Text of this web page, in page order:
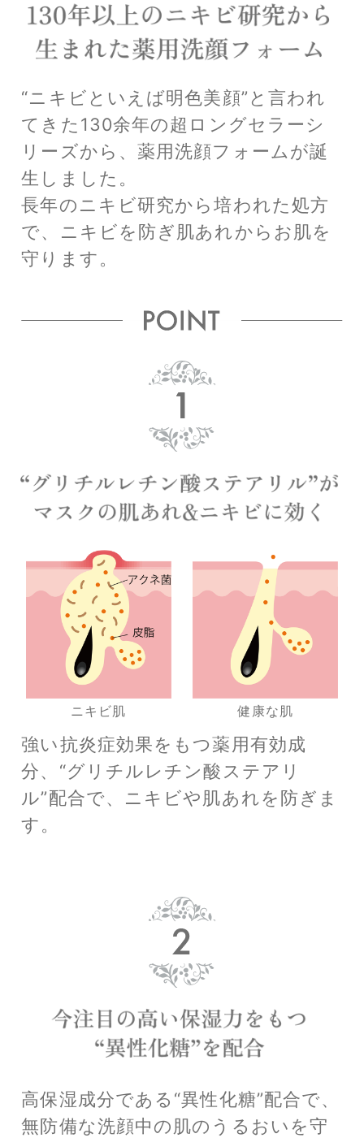
“ニキビといえば明色美顔”と言われ
てきた130余年の超ロングセラーシ
リーズから、薬用洗顔フォームが誕
生しました。
長年のニキビ研究から培われた処方
で、ニキビを防ぎ肌あれからお肌を
守ります。
ニキビ肌 健康な肌
強い抗炎症効果をもつ薬用有効成
分、“グリチルレチン酸ステアリ
ル”配合で、 ニキビや肌あれを防ぎま
す。
高保湿成分である“異性化糖”配合で、
無防備な洗顔中の肌のうるおいを守